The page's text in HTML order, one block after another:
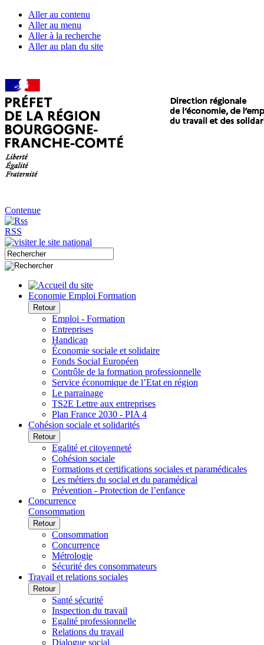
Aller au contenu
Aller au menu
Aller à la recherche
Aller au plan du site
Contenue
RSS
Economie Emploi Formation
Retour
Emploi - Formation
Entreprises
Handicap
Économie sociale et solidaire
Fonds Social Européen
Contrôle de la formation professionnelle
Service économique de l’Etat en région
Le parrainage
TS2E Lettre aux entreprises
Plan France 2030 - PIA 4
Cohésion sociale et solidarités
Retour
Egalité et citoyenneté
Cohésion sociale
Formations et certifications sociales et paramédicales
Les métiers du social et du paramédical
Prévention - Protection de l’enfance
Concurrence
Consommation
Retour
Consommation
Concurrence
Métrologie
Sécurité des consommateurs
Travail et relations sociales
Retour
Santé sécurité
Inspection du travail
Egalité professionnelle
Relations du travail
Dialogue social